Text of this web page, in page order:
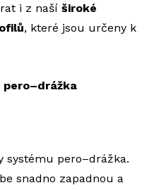
i z naší široké
, které jsou určeny k
pero–drážka
systému pero–drážka.
snadno zapadnou a